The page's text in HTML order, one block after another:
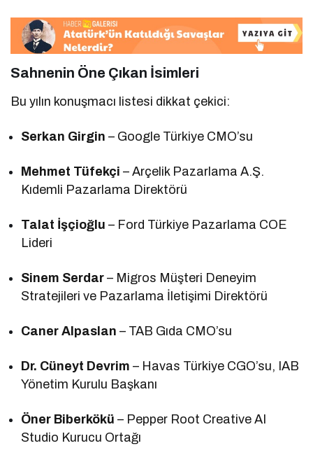
Sahnenin Öne Çıkan İsimleri
Bu yılın konuşmacı listesi dikkat çekici:
Serkan Girgin – Google Türkiye CMO’su
Mehmet Tüfekçi – Arçelik Pazarlama A.Ş.
Kıdemli Pazarlama Direktörü
Talat İşçioğlu – Ford Türkiye Pazarlama COE
Lideri
Sinem Serdar – Migros Müşteri Deneyim
Stratejileri ve Pazarlama İletişimi Direktörü
Caner Alpaslan – TAB Gıda CMO’su
Dr. Cüneyt Devrim – Havas Türkiye CGO’su, IAB
Yönetim Kurulu Başkanı
Öner Biberkökü – Pepper Root Creative AI
Studio Kurucu Ortağı